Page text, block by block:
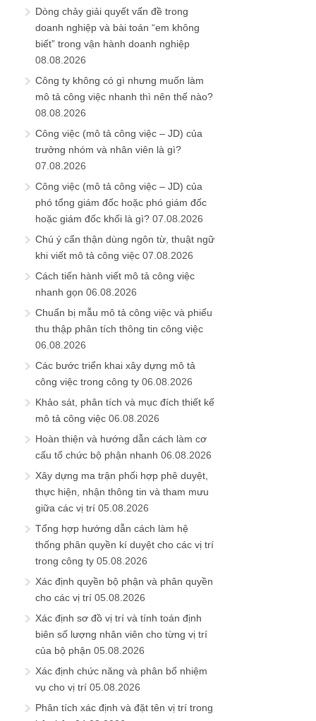
Dòng chảy giải quyết vấn đề trong
doanh nghiệp và bài toán “em không
biết” trong vận hành doanh nghiệp
08.08.2026
Công ty không có gì nhưng muốn làm
mô tả công việc nhanh thì nên thế nào?
08.08.2026
Công việc (mô tả công việc – JD) của
trưởng nhóm và nhân viên là gì?
07.08.2026
Công việc (mô tả công việc – JD) của
phó tổng giám đốc hoặc phó giám đốc
hoặc giám đốc khối là gì? 07.08.2026
Chú ý cẩn thận dùng ngôn từ, thuật ngữ
khi viết mô tả công việc 07.08.2026
Cách tiến hành viết mô tả công việc
nhanh gọn 06.08.2026
Chuẩn bị mẫu mô tả công việc và phiếu
thu thập phân tích thông tin công việc
06.08.2026
Các bước triển khai xây dựng mô tả
công việc trong công ty 06.08.2026
Khảo sát, phân tích và mục đích thiết kế
mô tả công việc 06.08.2026
Hoàn thiện và hướng dẫn cách làm cơ
cấu tổ chức bộ phận nhanh 06.08.2026
Xây dựng ma trận phối hợp phê duyệt,
thực hiện, nhận thông tin và tham mưu
giữa các vị trí 05.08.2026
Tổng hợp hướng dẫn cách làm hệ
thống phân quyền kí duyệt cho các vị trí
trong công ty 05.08.2026
Xác định quyền bộ phận và phân quyền
cho các vị trí 05.08.2026
Xác định sơ đồ vị trí và tính toán định
biên số lượng nhân viên cho từng vị trí
của bộ phận 05.08.2026
Xác định chức năng và phân bổ nhiệm
vụ cho vị trí 05.08.2026
Phân tích xác định và đặt tên vị trí trong